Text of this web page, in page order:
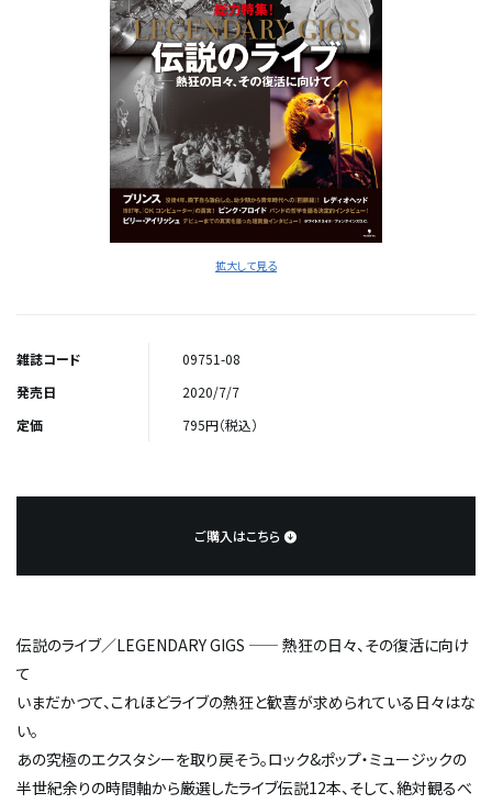
拡大して見る
雑誌コード
09751-08
発売日
2020/7/7
定価
795円（税込）
ご購入はこちら
伝説のライブ／LEGENDARY GIGS —— 熱狂の日々、その復活に向け
て
いまだかつて、これほどライブの熱狂と歓喜が求められている日々はな
い。
あの究極のエクスタシーを取り戻そう。ロック&ポップ・ミュージックの
半世紀余りの時間軸から厳選したライブ伝説12本、そして、絶対観るべ